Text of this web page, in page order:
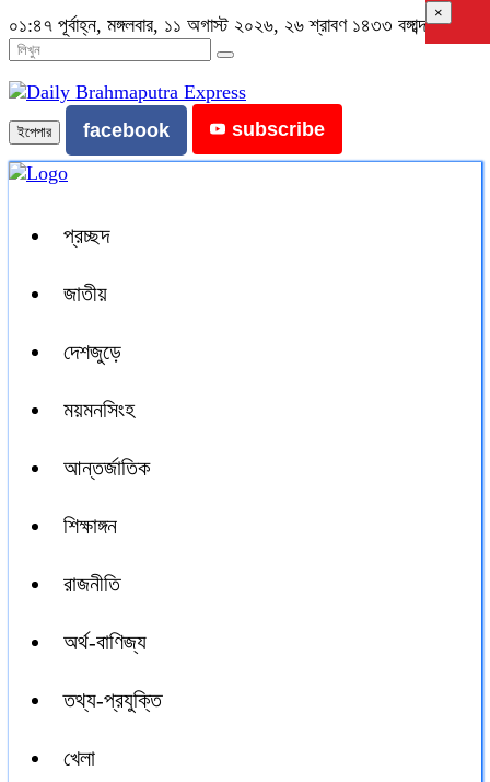
০১:৪৭ পূর্বাহ্ন, মঙ্গলবার, ১১ অগাস্ট ২০২৬, ২৬ শ্রাবণ ১৪৩৩ বঙ্গাব্দ
ইপেপার facebook subscribe
প্রচ্ছদ
জাতীয়
দেশজুড়ে
ময়মনসিংহ
আন্তর্জাতিক
শিক্ষাঙ্গন
রাজনীতি
অর্থ-বাণিজ্য
তথ্য-প্রযুক্তি
খেলা
×